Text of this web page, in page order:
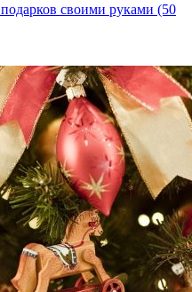
своими руками (50